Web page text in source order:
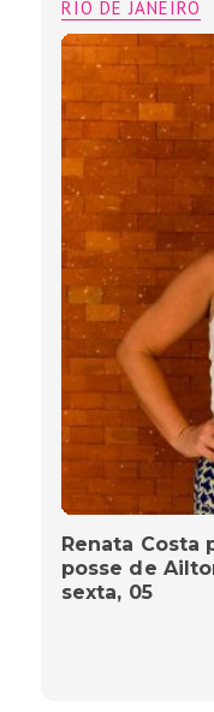
RIO DE JANEIRO
Renata Costa
posse de
sexta, 05